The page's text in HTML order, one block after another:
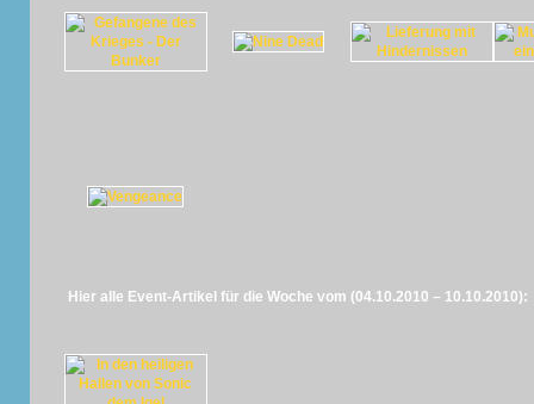
Hier alle Event-Artikel für die Woche vom (04.10.2010 – 10.10.2010):